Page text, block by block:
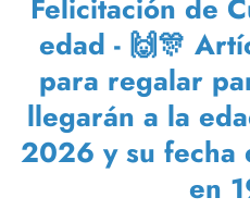
Felicitación de
edad - 🙌🎊
para regalar
llegarán a la
2026 y su fecha
en